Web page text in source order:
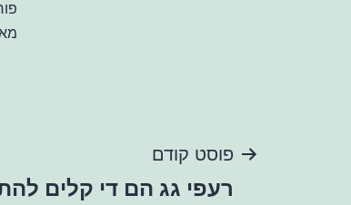
ניווט
פוסט קודם
רעפי גג הם די קלים